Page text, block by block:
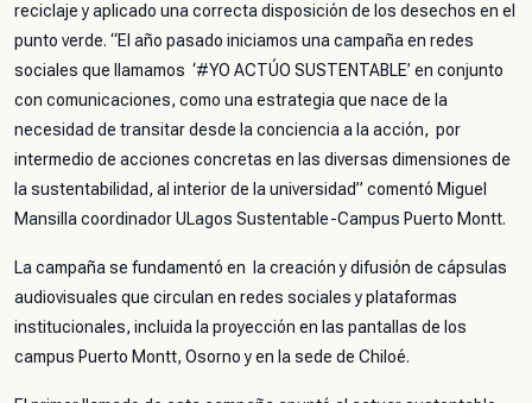
reciclaje y aplicado una correcta disposición de los desechos en el
punto verde. “El año pasado iniciamos una campaña en redes
sociales que llamamos ‘#YO ACTÚO SUSTENTABLE’ en conjunto
con comunicaciones, como una estrategia que nace de la
necesidad de transitar desde la conciencia a la acción, por
intermedio de acciones concretas en las diversas dimensiones de
la sustentabilidad, al interior de la universidad” comentó Miguel
Mansilla coordinador ULagos Sustentable-Campus Puerto Montt.
La campaña se fundamentó en la creación y difusión de cápsulas
audiovisuales que circulan en redes sociales y plataformas
institucionales, incluida la proyección en las pantallas de los
campus Puerto Montt, Osorno y en la sede de Chiloé.